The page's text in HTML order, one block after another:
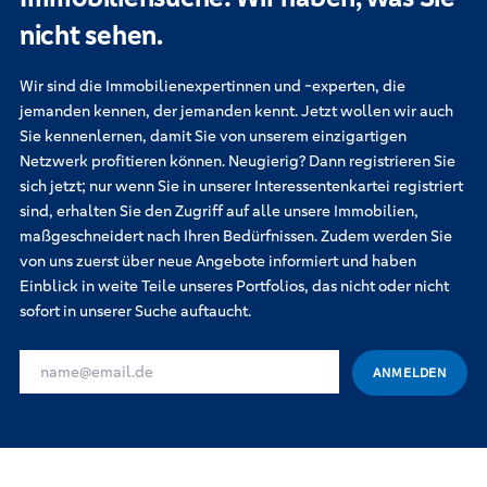
nicht sehen.
Wir sind die Immobilienexpertinnen und -experten, die
jemanden kennen, der jemanden kennt. Jetzt wollen wir auch
Sie kennenlernen, damit Sie von unserem einzigartigen
Netzwerk profitieren können. Neugierig? Dann registrieren Sie
sich jetzt; nur wenn Sie in unserer Interessentenkartei registriert
sind, erhalten Sie den Zugriff auf alle unsere Immobilien,
maßgeschneidert nach Ihren Bedürfnissen. Zudem werden Sie
von uns zuerst über neue Angebote informiert und haben
Einblick in weite Teile unseres Portfolios, das nicht oder nicht
sofort in unserer Suche auftaucht.
IHRE E-MAIL-ADRESSE FÜR DIE INTERESSENKARTEI
ANMELDEN